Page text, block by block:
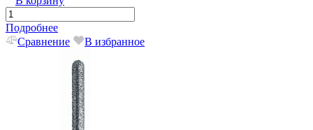
Подробнее
Сравнение
В избранное